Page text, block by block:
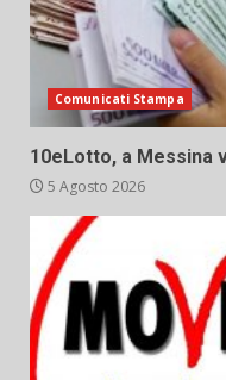
Comunicati Stampa
10eLotto, a Messina
5 Agosto 2026